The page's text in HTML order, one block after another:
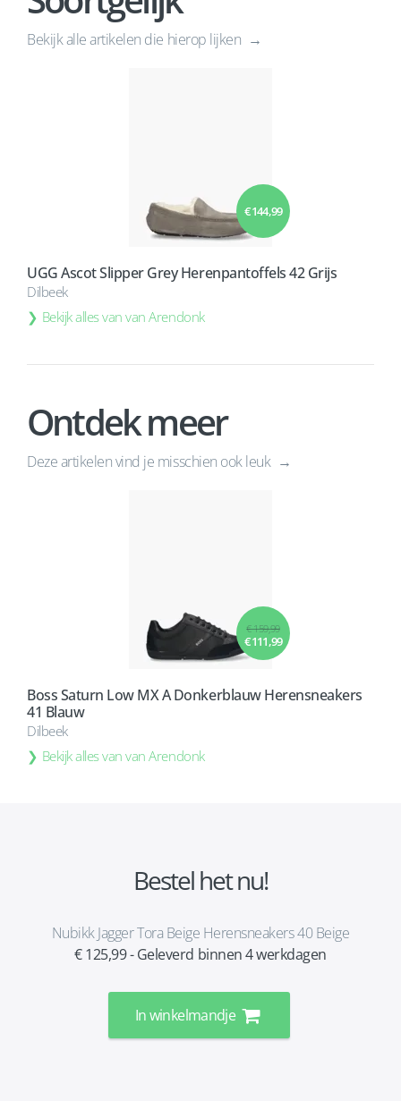
Bekijk alle artikelen die hierop lijken
€ 144,99
UGG Ascot Slipper Grey Herenpantoffels 42 Grijs
Dilbeek
Bekijk alles van van Arendonk
€ 159,99
€ 111,99
Boss Saturn Low MX A Donkerblauw Herensneakers
41 Blauw
Dilbeek
Bekijk alles van van Arendonk
Ontdek meer
Deze artikelen vind je misschien ook leuk
Bestel het nu!
Nubikk Jagger Tora Beige Herensneakers 40 Beige
€ 125,99 - Geleverd binnen 4 werkdagen
In winkelmandje